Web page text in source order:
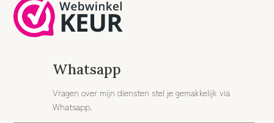
Whatsapp
Vragen over mijn diensten stel je gemakkelijk via
Whatsapp.